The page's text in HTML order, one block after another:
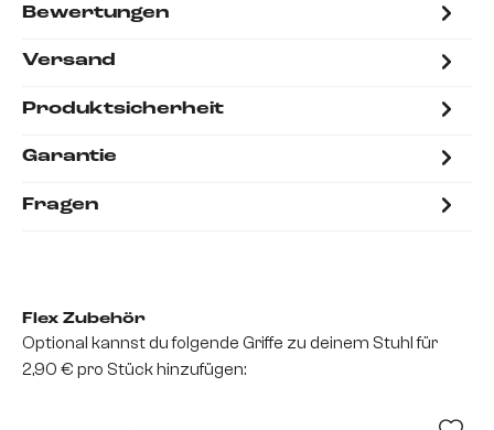
Bewertungen
Versand
Produktsicherheit
Garantie
Fragen
Flex Zubehör
Optional kannst du folgende Griffe zu deinem Stuhl für
2,90 € pro Stück hinzufügen: